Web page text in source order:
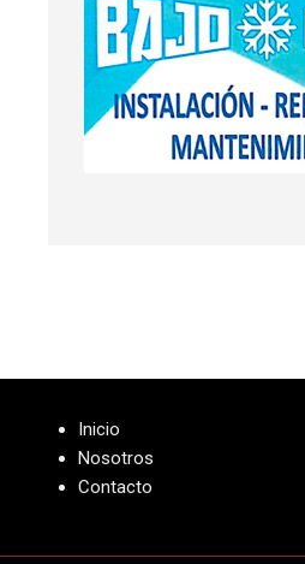
Inicio
Nosotros
Contacto